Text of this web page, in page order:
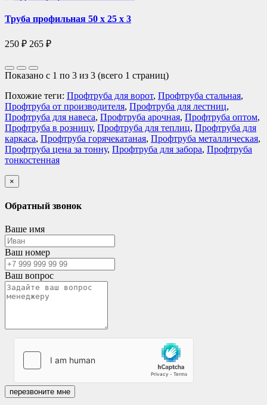
Труба профильная 50 х 25 х 3
250 ₽ 265 ₽
Показано с 1 по 3 из 3 (всего 1 страниц)
Похожие теги: Профтруба для ворот, Профтруба стальная,
Профтруба от производителя, Профтруба для лестниц,
Профтруба для навеса, Профтруба арочная, Профтруба оптом,
Профтруба в розницу, Профтруба для теплиц, Профтруба для
каркаса, Профтруба горячекатаная, Профтруба металлическая,
Профтруба цена за тонну, Профтруба для забора, Профтруба
тонкостенная
×
Обратный звонок
Ваше имя
Ваш номер
Ваш вопрос
перезвоните мне